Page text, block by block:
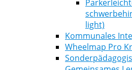
light)
Kommunales
Wheelmap Pro